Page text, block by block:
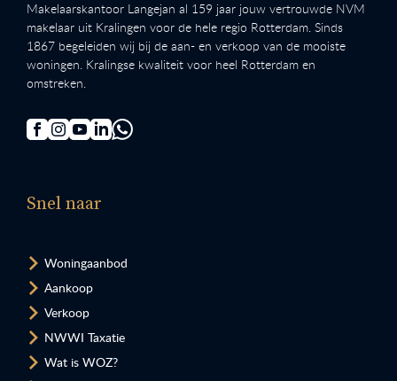
Makelaarskantoor Langejan al 159 jaar jouw vertrouwde NVM
makelaar uit Kralingen voor de hele regio Rotterdam. Sinds
1867 begeleiden wij bij de aan- en verkoop van de mooiste
woningen. Kralingse kwaliteit voor heel Rotterdam en
omstreken.
Snel naar
Woningaanbod
Aankoop
Verkoop
NWWI Taxatie
Wat is WOZ?